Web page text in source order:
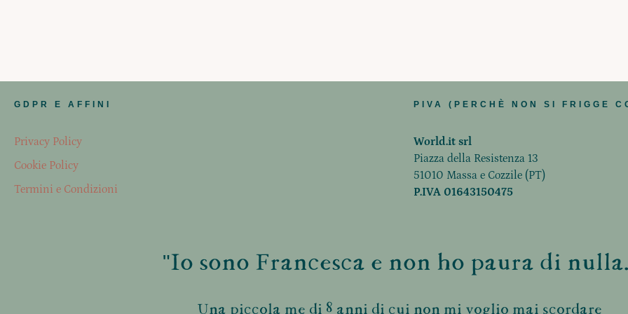
GDPR E AFFINI
Privacy Policy
Cookie Policy
Termini e Condizioni
PIVA (PERCHÈ NON SI FRIGGE
World.it srl
Piazza della Resistenza 13
51010 Massa e Cozzile (PT)
P.IVA 01643150475
"Io sono Francesca e non ho paura di
Una piccola me di 8 anni di cui non mi voglio mai scordare